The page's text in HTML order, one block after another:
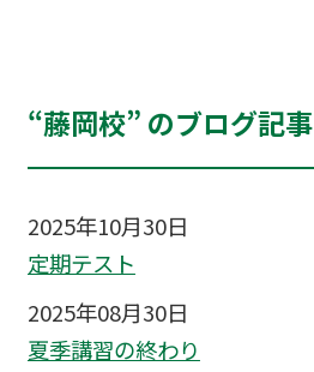
“藤岡校” のブログ記事
2025年10月30日
定期テスト
2025年08月30日
夏季講習の終わり